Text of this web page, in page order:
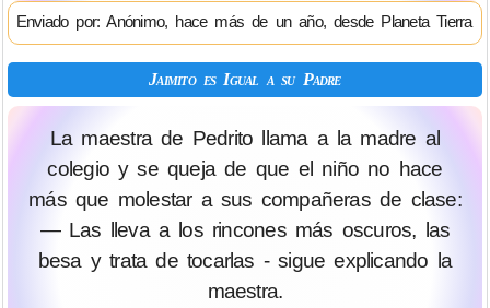
Enviado por: Anónimo, hace más de un año, desde Planeta Tierra
Jaimito es Igual a su Padre
La maestra de Pedrito llama a la madre al
colegio y se queja de que el niño no hace
más que molestar a sus compañeras de clase:
— Las lleva a los rincones más oscuros, las
besa y trata de tocarlas - sigue explicando la
maestra.